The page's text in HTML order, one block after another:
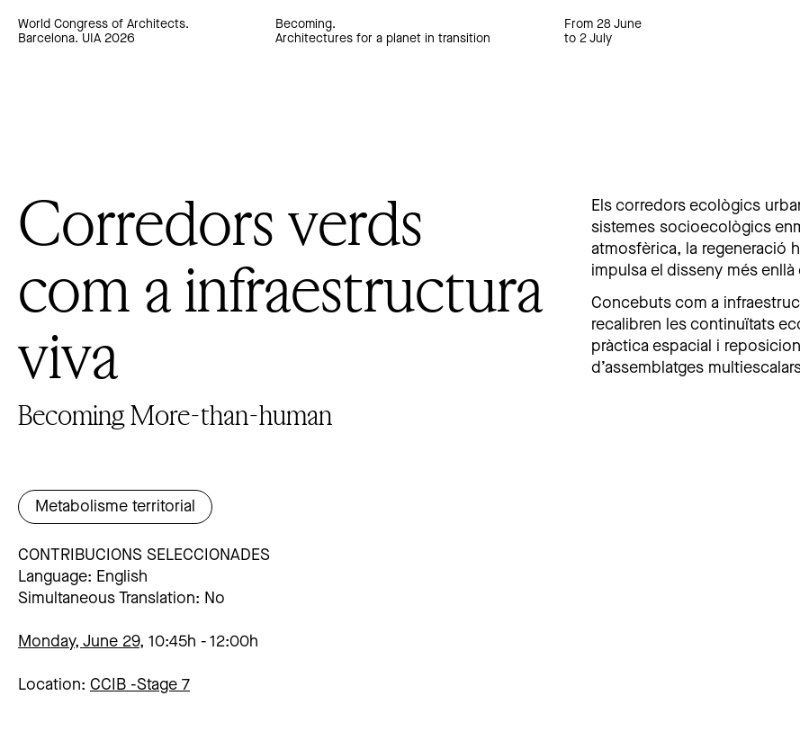
World Congress of Architects.
Barcelona. UIA 2026
Becoming.
Architectures for a planet in transition
From 28 June
to 2 July
Corredors verds
com a infraestructura
viva
Becoming More-than-human
Metabolisme territorial
CONTRIBUCIONS SELECCIONADES
Language: English
Simultaneous Translation: No
Monday, June 29, 10:45h 12:00h
Location: CCIB -Stage 7
Els corredors ecològics
sistemes socioecològics
atmosfèrica, la regeneració
impulsa el disseny més
Concebuts com a
recalibren les continuïtats
pràctica espacial i
d’assemblatges